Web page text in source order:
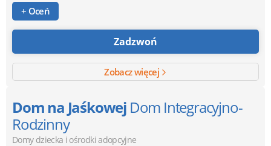
+ Oceń
Zadzwoń
Zobacz więcej
Dom na Jaśkowej Dom Integracyjno-
Rodzinny
Domy dziecka i ośrodki adopcyjne